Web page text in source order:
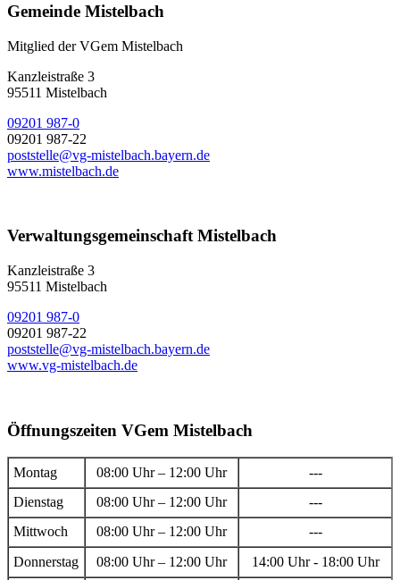
Gemeinde Mistelbach
Mitglied der VGem Mistelbach
Kanzleistraße 3
95511 Mistelbach
09201 987-0
09201 987-22
poststelle@vg-mistelbach.bayern.de
www.mistelbach.de
Verwaltungsgemeinschaft Mistelbach
Kanzleistraße 3
95511 Mistelbach
09201 987-0
09201 987-22
poststelle@vg-mistelbach.bayern.de
www.vg-mistelbach.de
Öffnungszeiten VGem Mistelbach
Montag 08:00 Uhr – 12:00 Uhr
---
Dienstag
08:00 Uhr – 12:00 Uhr
---
Mittwoch
08:00 Uhr – 12:00 Uhr
---
Donnerstag
08:00 Uhr – 12:00 Uhr 14:00 Uhr - 18:00 Uhr